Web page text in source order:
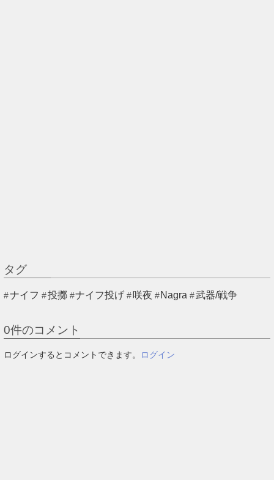
タグ
ナイフ 投擲 ナイフ投げ 咲夜 Nagra 武器/戦争
0件のコメント
ログインするとコメントできます。 ログイン